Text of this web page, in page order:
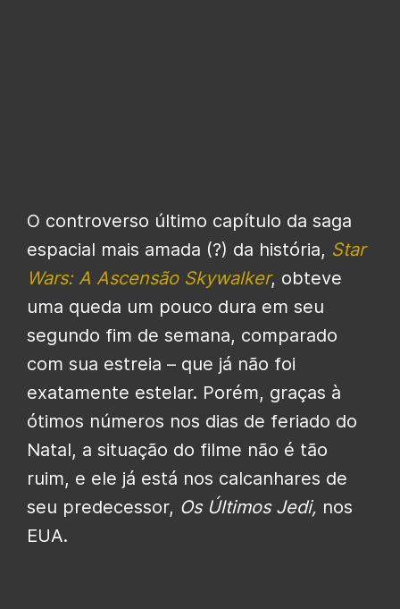
O controverso último capítulo da saga
espacial mais amada (?) da história, Star
Wars: A Ascensão Skywalker, obteve
uma queda um pouco dura em seu
segundo fim de semana, comparado
com sua estreia – que já não foi
exatamente estelar. Porém, graças à
ótimos números nos dias de feriado do
Natal, a situação do filme não é tão
ruim, e ele já está nos calcanhares de
seu predecessor, Os Últimos Jedi, nos
EUA.